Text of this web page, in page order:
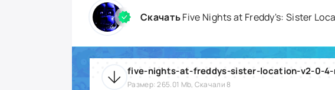
СкачатьFive Nights at Freddy's: Sister
Размер: 265.01 Mb, Скачали 8